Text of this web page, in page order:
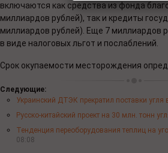
включаются как средства из фонда
миллиардов рублей), так и кредиты
миллиардов рублей). Еще 7 миллиардов
в виде налоговых льгот и послаблений.
Срок окупаемости месторождения
Следующие:
Украинский ДТЭК прекратил поставки угля
Русско-китайский проект на 30 млн. тонн
Тенденция переоборудования теплиц на
08:08